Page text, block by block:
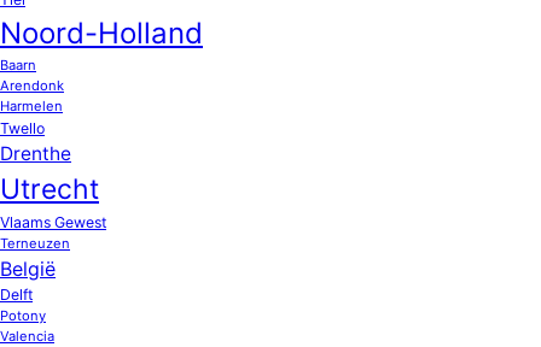
Noord-Holland
Baarn
Arendonk
Harmelen
Twello
Drenthe
Utrecht
Vlaams Gewest
Terneuzen
België
Delft
Potony
Valencia